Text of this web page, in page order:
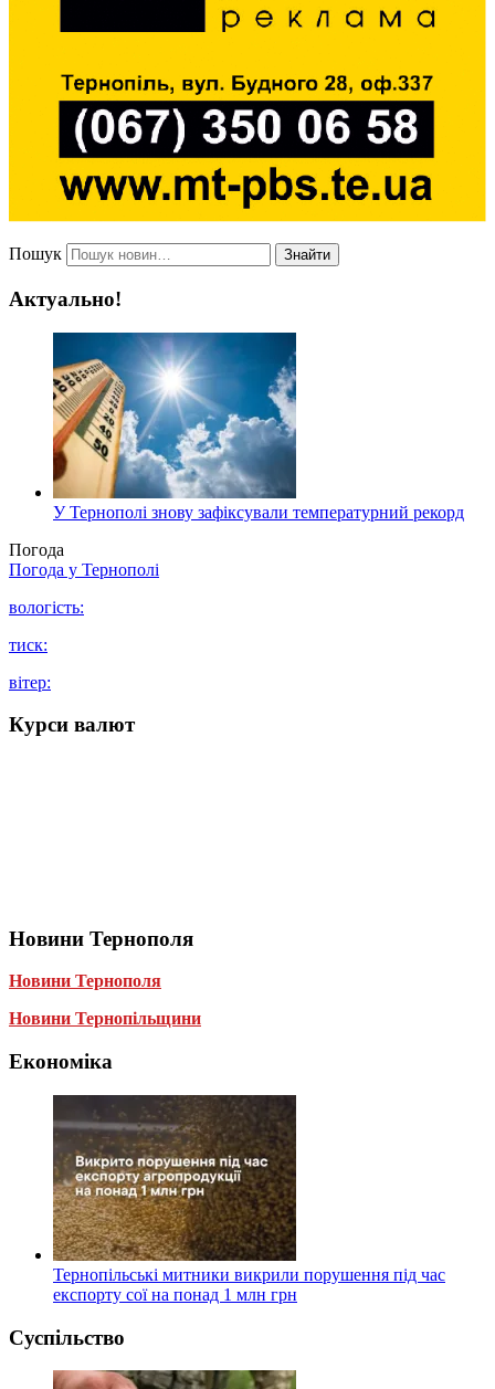
Пошук Знайти
Актуально!
У Тернополі знову зафіксували температурний рекорд
Погода
Погода у Тернополі
вологість:
тиск:
вітер:
Курси валют
Новини Тернополя
Новини Тернополя
Новини Тернопільщини
Економіка
Тернопільські митники викрили порушення під час
експорту сої на понад 1 млн грн
Суспільство